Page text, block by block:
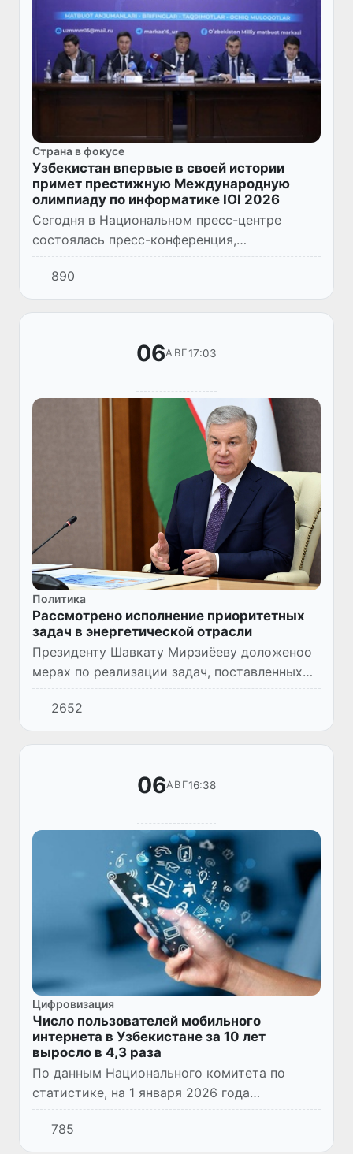
Страна в фокусе
Узбекистан впервые в своей истории
примет престижную Международную
олимпиаду по информатике IOI 2026
Сегодня в Национальном пресс-центре
состоялась пресс-конференция,
посвященная 38-й Международной
олимпиаде по информатике (IOI 2026),
которая пройдет в Ташкенте с 9 по 16
августа т...
890
06АВГ17:03
Политика
Рассмотрено исполнение приоритетных
задач в энергетической отрасли
Президенту Шавкату Мирзиёеву доложеноо
мерах по реализации задач, поставленных
перед энергетической отраслью.
2652
06АВГ16:38
Цифровизация
Число пользователей мобильного
интернета в Узбекистане за 10 лет
выросло в 4,3 раза
По данным Национального комитета по
статистике, на 1 января 2026 года
количество абонентов, подключенных к
интернету через мобильную связь в
785